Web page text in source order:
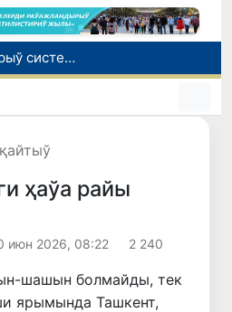
Қайта қамсызландырыў системасы тез раўажланып атырған Өзбекстан экономикасы ушын не береди?
Ташкент аўыр атлетика бойынша Азия чемпионатына таярланбақта
ҳаўа райы
июн 2026, 08:22 2 240
шашын болмайды, тек
ярымында Ташкент,